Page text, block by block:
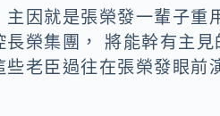
因就是張榮發一輩子重
榮集團， 將能幹有主
老臣過往在張榮發眼前